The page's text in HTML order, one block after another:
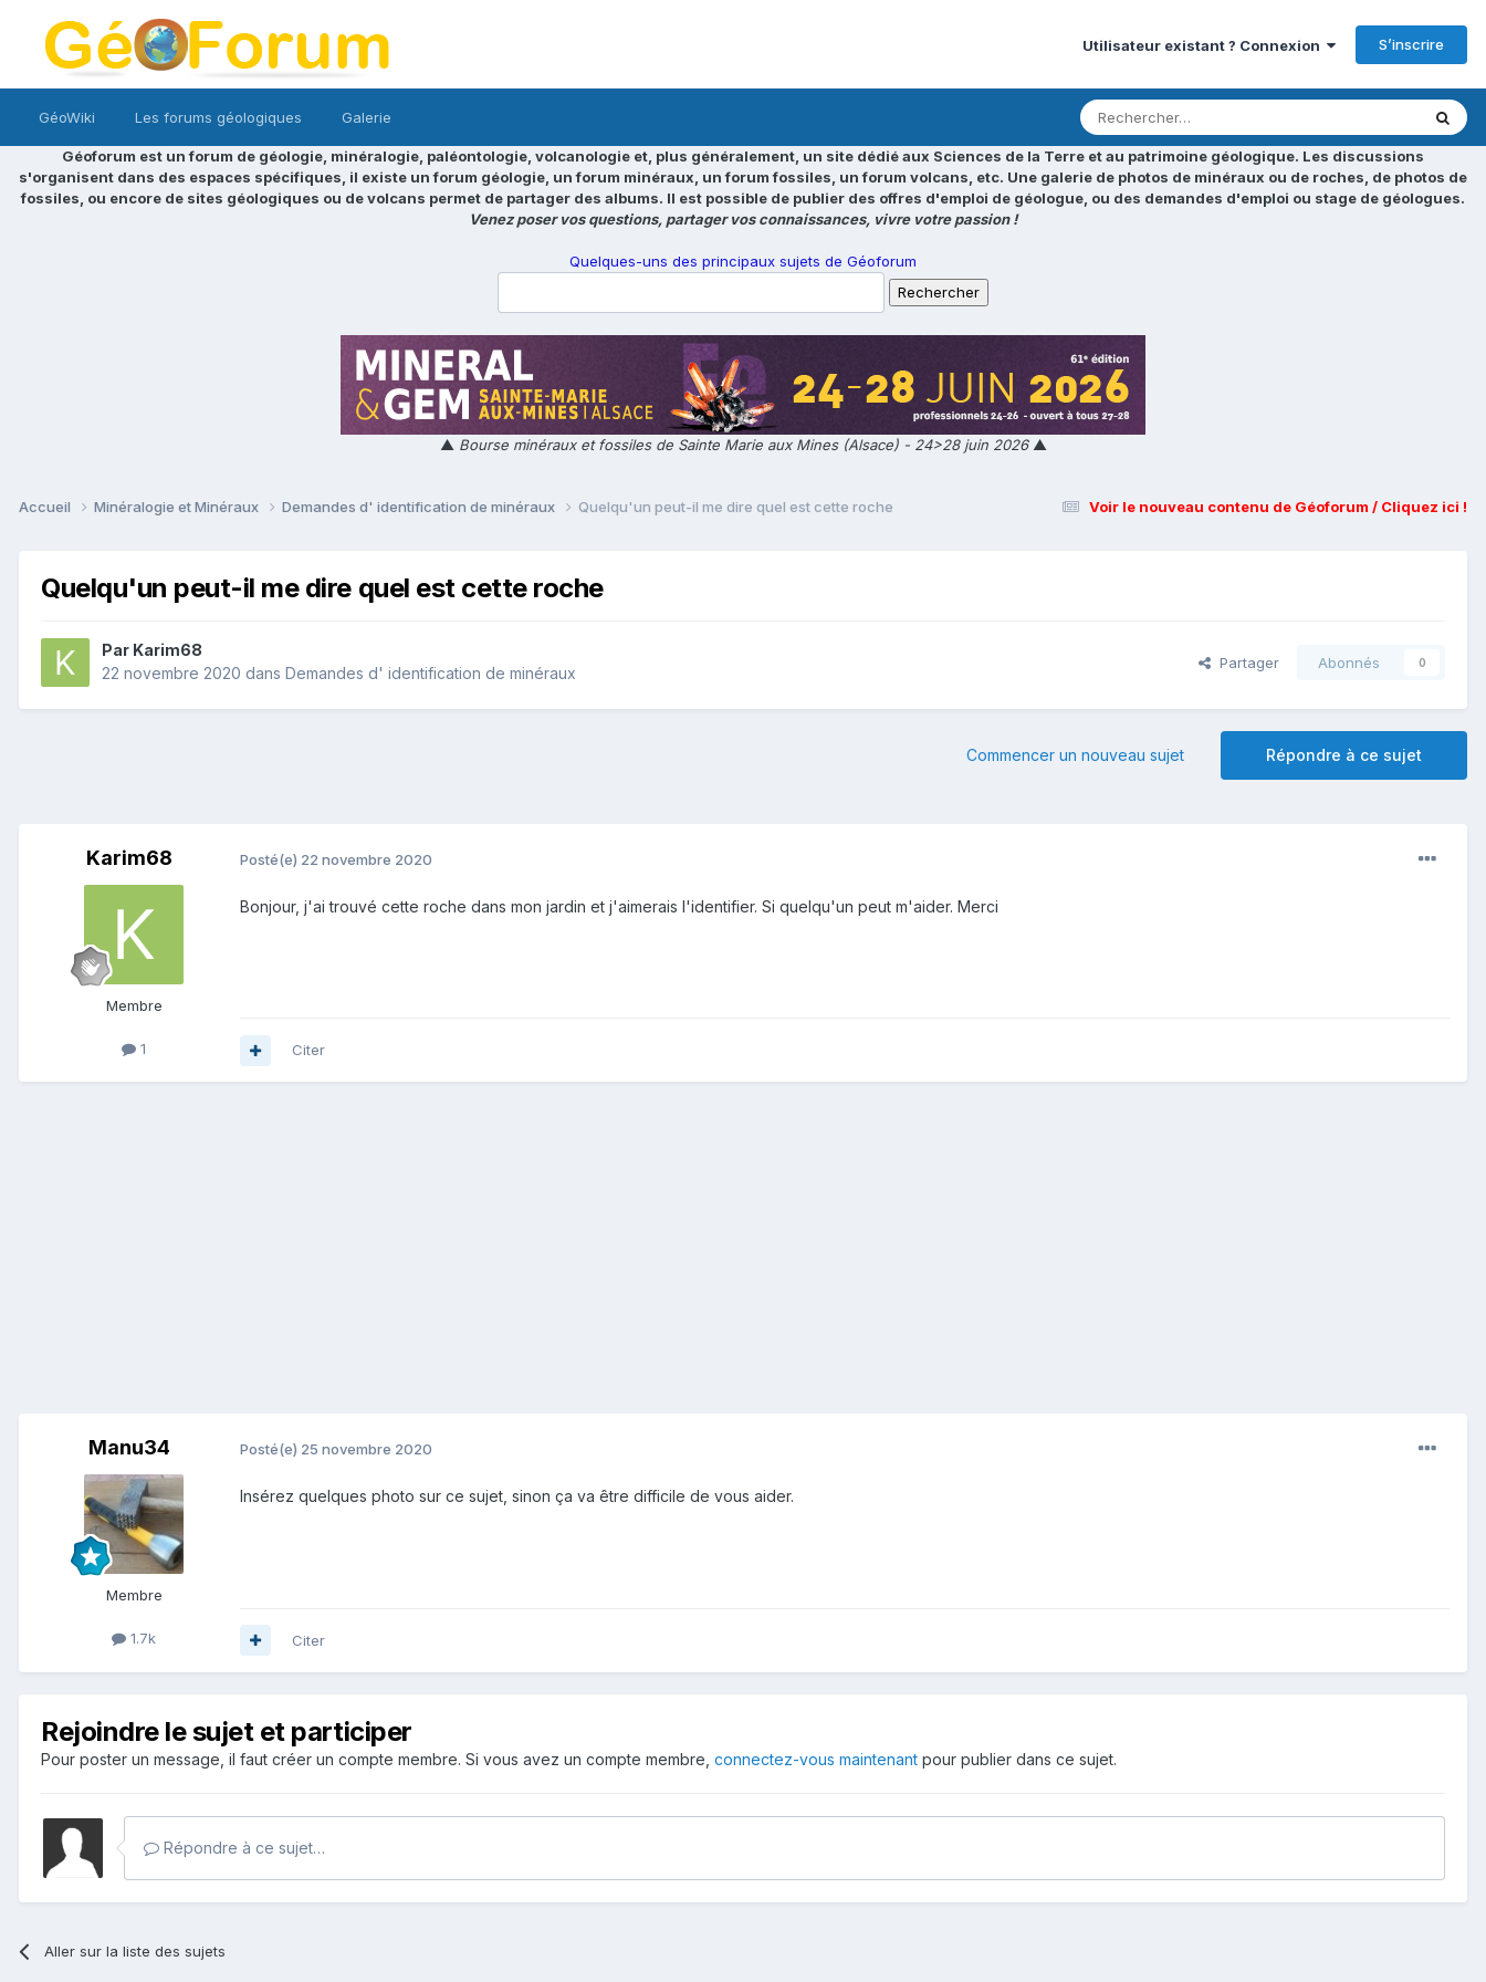
Utilisateur existant ? Connexion S’inscrire
GéoWiki Les forums géologiques Galerie
Géoforum est un forum de géologie, minéralogie, paléontologie, volcanologie et, plus généralement, un site dédié aux Sciences de la Terre et au patrimoine géologique. Les discussions
s'organisent dans des espaces spécifiques, il existe un forum géologie, un forum minéraux, un forum fossiles, un forum volcans, etc. Une galerie de photos de minéraux ou de roches, de photos de
fossiles, ou encore de sites géologiques ou de volcans permet de partager des albums. Il est possible de publier des offres d'emploi de géologue, ou des demandes d'emploi ou stage de géologues.
Venez poser vos questions, partager vos connaissances, vivre votre passion !
Quelques-uns des principaux sujets de Géoforum
▲ Bourse minéraux et fossiles de Sainte Marie aux Mines (Alsace) - 24>28 juin 2026▲
Voir le nouveau contenu de Géoforum / Cliquez ici !
Accueil Minéralogie et Minéraux Demandes d' identification de minéraux Quelqu'un peut-il me dire quel est cette roche
Quelqu'un peut-il me dire quel est cette roche
Par Karim68
22 novembre 2020 dans Demandes d' identification de minéraux
Partager Abonnés 0
Répondre à ce sujet
Commencer un nouveau sujet
Karim68
Membre
1
Posté(e) 22 novembre 2020
Bonjour, j'ai trouvé cette roche dans mon jardin et j'aimerais l'identifier. Si quelqu'un peut m'aider. Merci
Citer
Manu34
Membre
1.7k
Posté(e) 25 novembre 2020
Insérez quelques photo sur ce sujet, sinon ça va être difficile de vous aider.
Citer
Rejoindre le sujet et participer
Pour poster un message, il faut créer un compte membre. Si vous avez un compte membre, connectez-vous maintenant pour publier dans ce sujet.
Répondre à ce sujet…
Aller sur la liste des sujets